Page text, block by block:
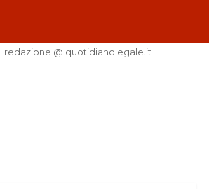
redazione @ quotidianolegale.it